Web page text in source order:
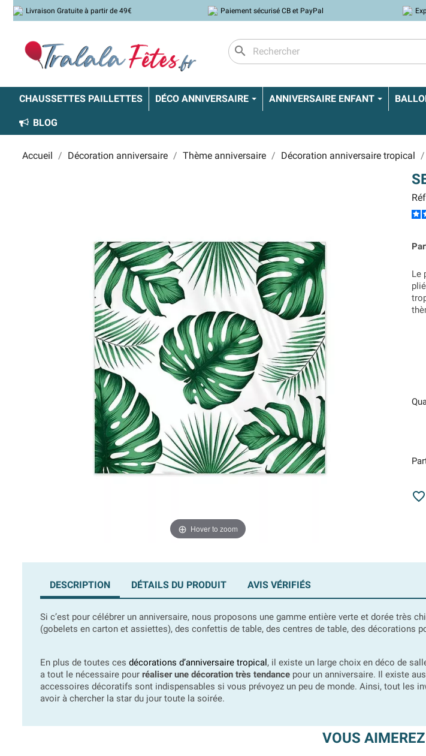
Livraison Gratuite à partir de 49€ Paiement sécurisé CB et PayPal
search
CHAUSSETTES PAILLETTES DÉCO ANNIVERSAIRE ANNIVERSAIRE ENFANT
BLOG
Accueil Décoration anniversaire Thème anniversaire Décoration anniversaire tropical
Hover to zoom
Le

DESCRIPTION DÉTAILS DU PRODUIT AVIS VÉRIFIÉS
Si c’est pour célébrer un anniversaire, nous proposons une gamme entière verte et dorée très
(gobelets en carton et assiettes), des confettis de table, des centres de table, des décorations
En plus de toutes ces décorations d’anniversaire tropical, il existe un large choix en déco de
a tout le nécessaire pour réaliser une décoration très tendance pour un anniversaire. Il existe
accessoires décoratifs sont indispensables si vous prévoyez un peu de monde. Ainsi, tout les
avoir à chercher la star du jour toute la soirée.
VOUS